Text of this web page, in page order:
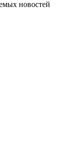
новостей